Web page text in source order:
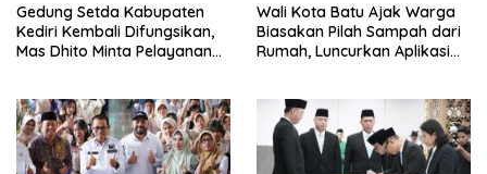
Gedung Setda Kabupaten
Kediri Kembali Difungsikan,
Mas Dhito Minta Pelayanan
Wali Kota Batu Ajak Warga
Biasakan Pilah Sampah dari
Rumah, Luncurkan Aplikasi